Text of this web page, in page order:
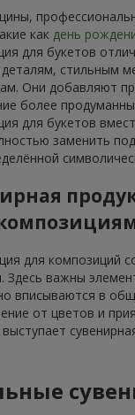
как день
для букетов
стильным
Они добавляют
более
для букетов
заменить
для композиций
Здесь важны
вписываются в
от цветов и